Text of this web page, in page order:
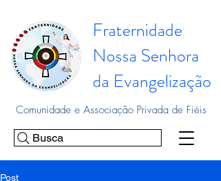
Fraternidade
Nossa Senhora
da Evangelização
Busca
Comunidade e Associação Privada de Fiéis
Post